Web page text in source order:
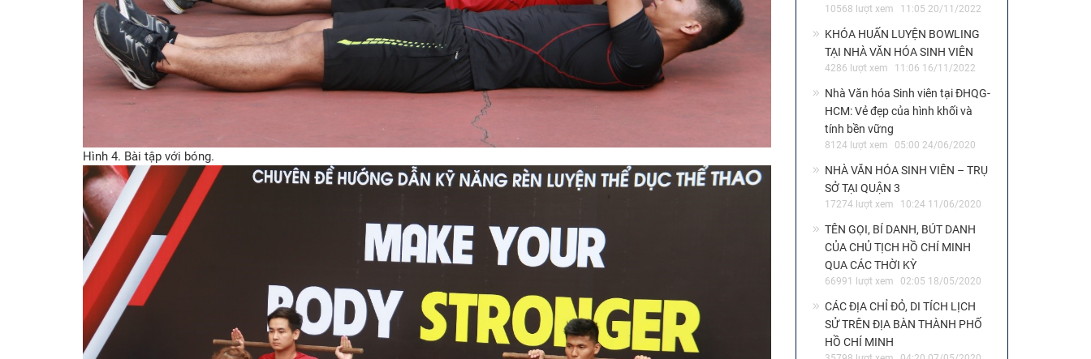
Hình 4. Bài tập với bóng.
10568 lượt xem 11:05 20/11/2022
KHÓA HUẤN LUYỆN BOWLING
TẠI NHÀ VĂN HÓA SINH VIÊN
4286 lượt xem 11:06 16/11/2022
Nhà Văn hóa Sinh viên tại ĐHQG-
HCM: Vẻ đẹp của hình khối và
tính bền vững
8124 lượt xem 05:00 24/06/2020
NHÀ VĂN HÓA SINH VIÊN – TRỤ
SỞ TẠI QUẬN 3
17274 lượt xem 10:24 11/06/2020
TÊN GỌI, BÍ DANH, BÚT DANH
CỦA CHỦ TỊCH HỒ CHÍ MINH
QUA CÁC THỜI KỲ
66991 lượt xem 02:05 18/05/2020
CÁC ĐỊA CHỈ ĐỎ, DI TÍCH LỊCH
SỬ TRÊN ĐỊA BÀN THÀNH PHỐ
HỒ CHÍ MINH